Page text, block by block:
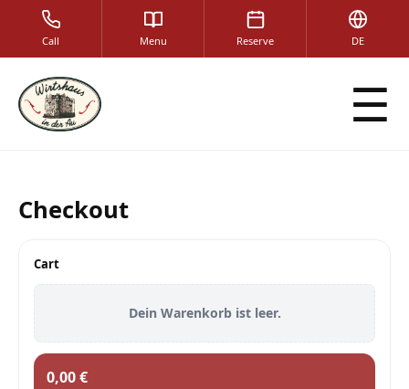
Call Menu Reserve DE
☰
Checkout
Cart
Dein Warenkorb ist leer.
0,00 €